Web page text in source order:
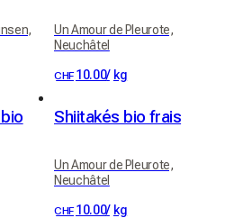
Un Amour de Pleurote,
Neuchâtel
CHF 10.00/ kg
Shiitakés bio frais
Un Amour de Pleurote,
Neuchâtel
CHF 10.00/ kg